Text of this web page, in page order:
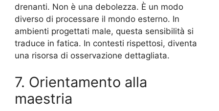
drenanti. Non è una debolezza. È un modo
diverso di processare il mondo esterno. In
ambienti progettati male, questa sensibilità si
traduce in fatica. In contesti rispettosi, diventa
una risorsa di osservazione dettagliata.
7. Orientamento alla
maestria